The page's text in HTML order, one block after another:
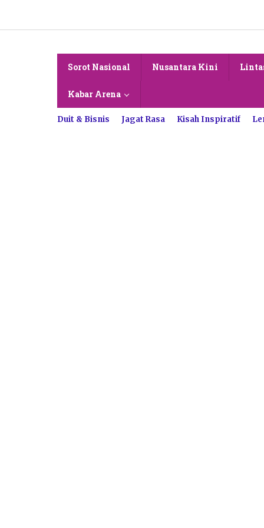
konten
Sorot Nasional Nusantara Kini
Kabar Arena
Duit & Bisnis Jagat Rasa Kisah Inspiratif